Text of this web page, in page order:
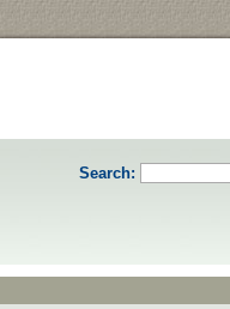
Search: